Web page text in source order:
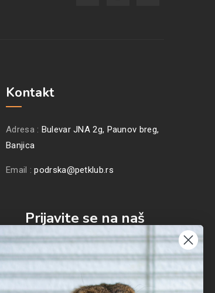
Kontakt
Adresa : Bulevar JNA 2g, Paunov breg,
Banjica
Email :podrska@petklub.rs
Prijavite se na naš
newsletter